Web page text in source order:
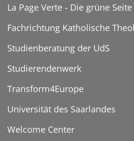
La Page Verte - Die grüne Seite
Fachrichtung Katholische
Studienberatung der UdS
Studierendenwerk
Transform4Europe
Universität des Saarlandes
Welcome Center